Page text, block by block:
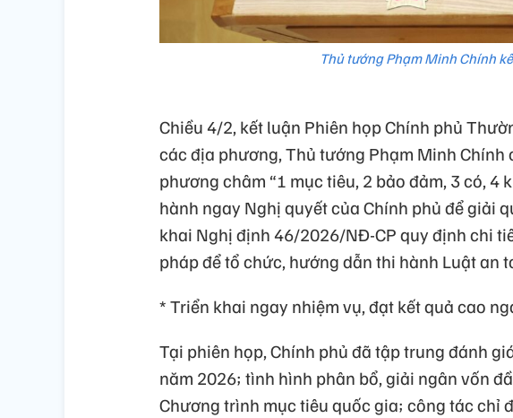
Thủ tướng Phạm Minh Chính
Chiều 4/2, kết luận Phiên họp Chính phủ
các địa phương, Thủ tướng Phạm Minh
phương châm “1 mục tiêu, 2 bảo đảm, 3 có, 4
hành ngay Nghị quyết của Chính phủ để giải
khai Nghị định 46/2026/NĐ-CP quy định chi
pháp để tổ chức, hướng dẫn thi hành Luật an
* Triển khai ngay nhiệm vụ, đạt kết quả cao
Tại phiên họp, Chính phủ đã tập trung đánh
năm 2026; tình hình phân bổ, giải ngân vốn
Chương trình mục tiêu quốc gia; công tác chỉ